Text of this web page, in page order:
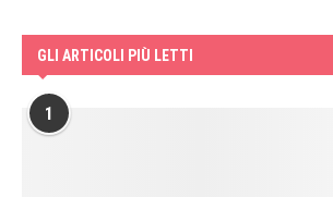
GLI ARTICOLI PIÙ LETTI
1